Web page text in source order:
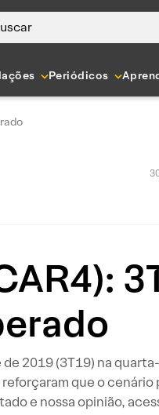
Periódicos
2019 (3T19) na
que o
e nossa opinião,